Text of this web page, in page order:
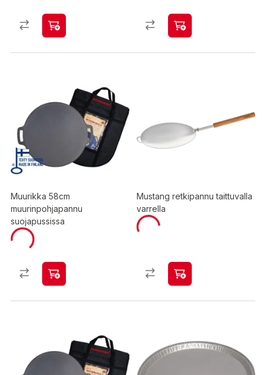
Muurikka 58cm
muurinpohjapannu
suojapussissa
Mustang retkipannu taittuvalla
varrella